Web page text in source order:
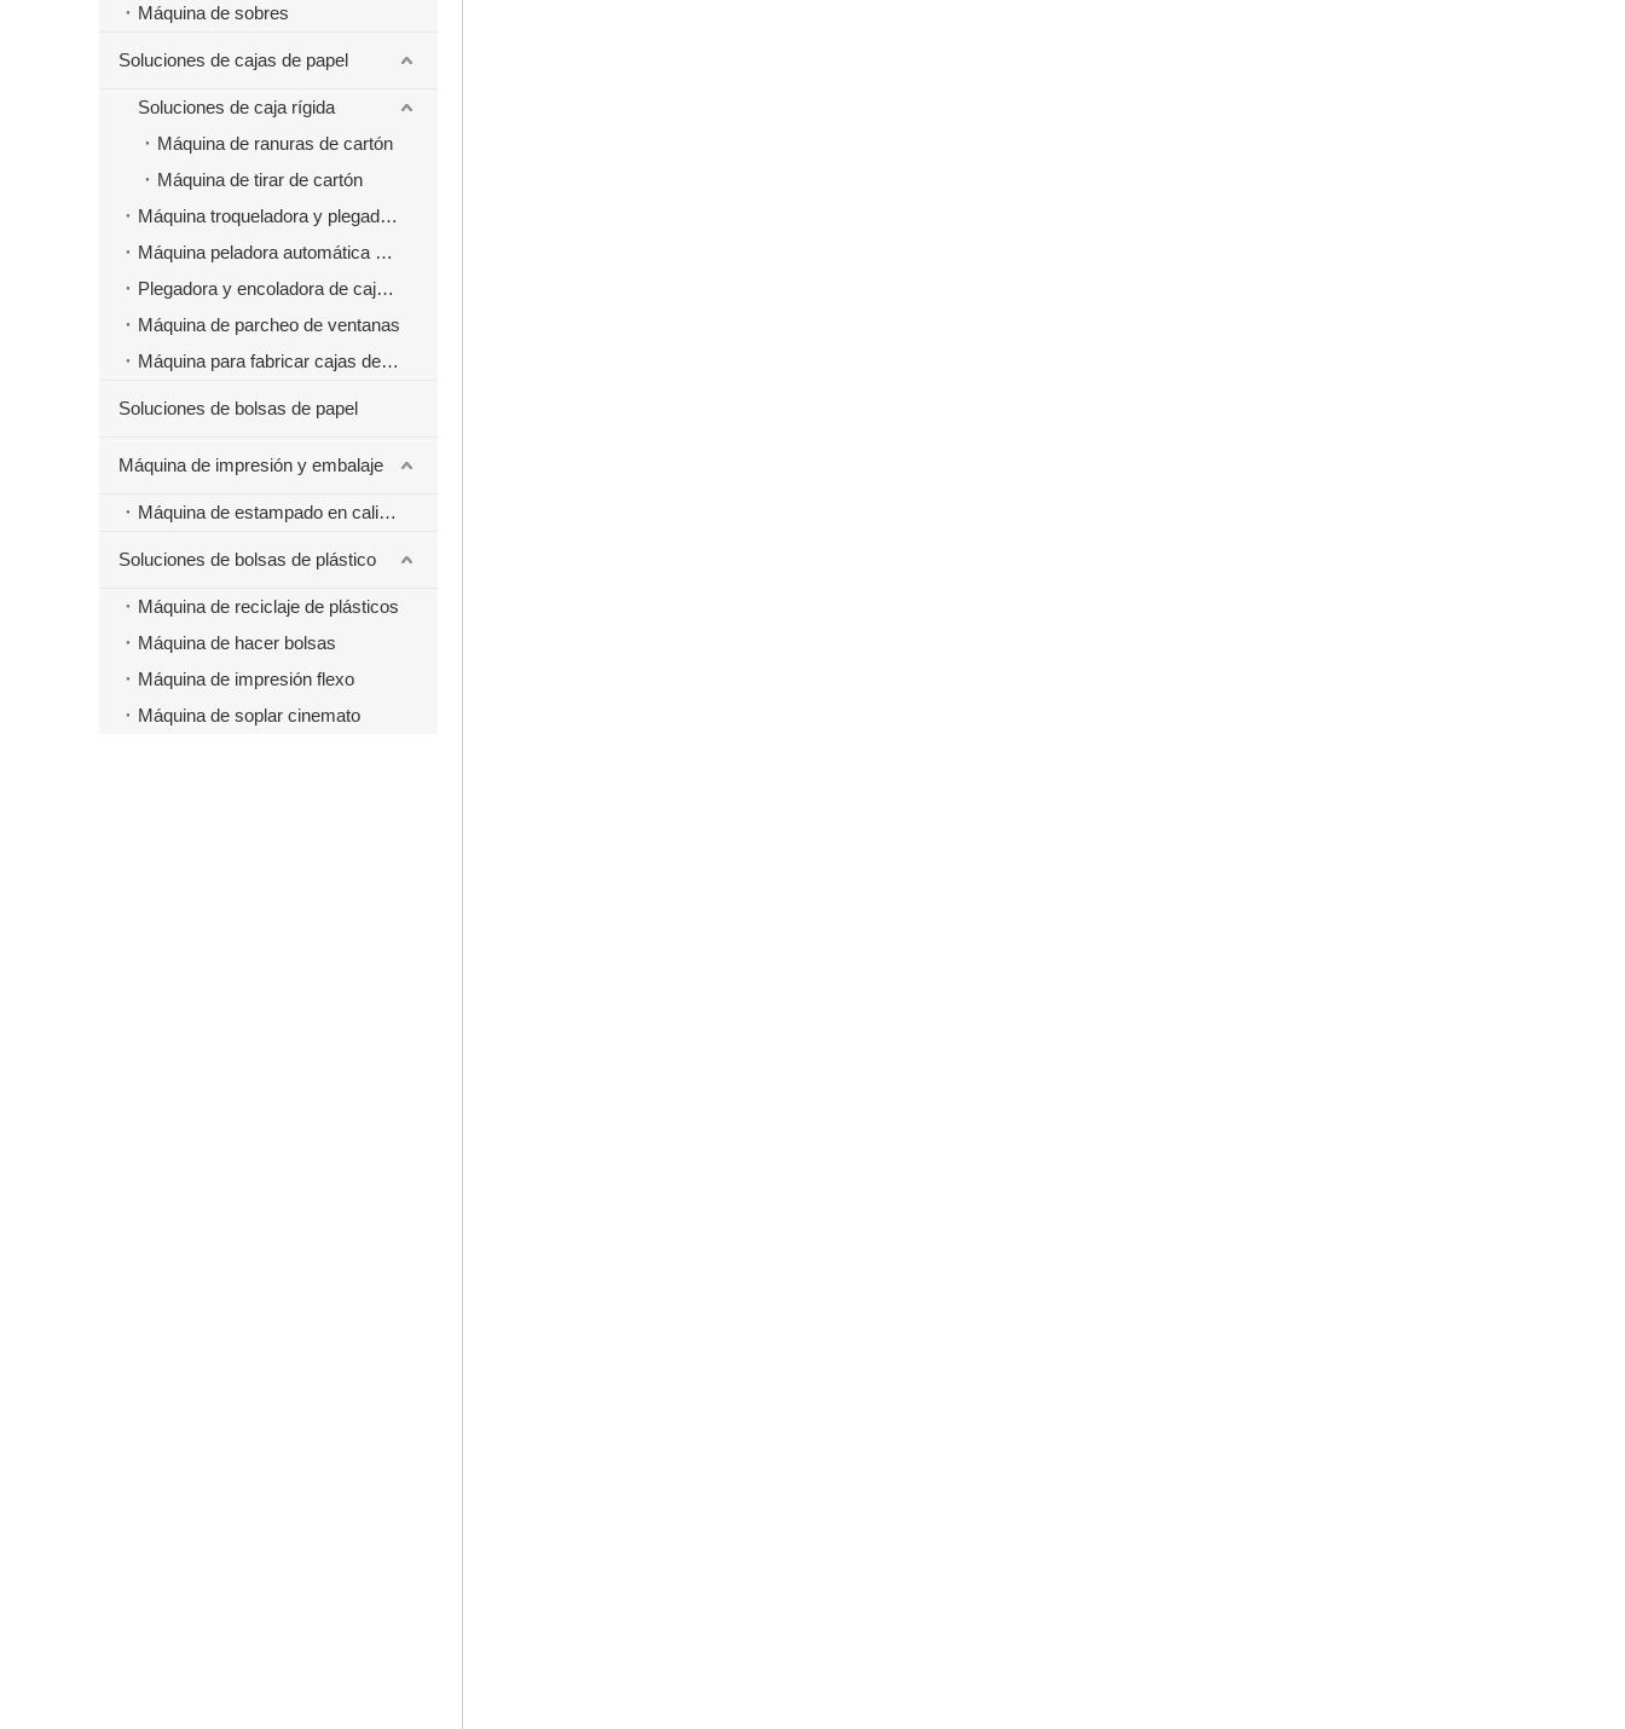
Máquina de sobres
Soluciones de cajas de papel
Soluciones de caja rígida
Máquina de ranuras de cartón
Máquina de tirar de cartón
Máquina troqueladora y plegadora
Máquina peladora automática de cajas de papel
Plegadora y encoladora de cajas de papel
Máquina de parcheo de ventanas
Máquina para fabricar cajas de papel de comida rápida para hamburguesas
Soluciones de bolsas de papel
Máquina de impresión y embalaje
Máquina de estampado en caliente
Soluciones de bolsas de plástico
Máquina de reciclaje de plásticos
Máquina de hacer bolsas
Máquina de impresión flexo
Máquina de soplar cinemato